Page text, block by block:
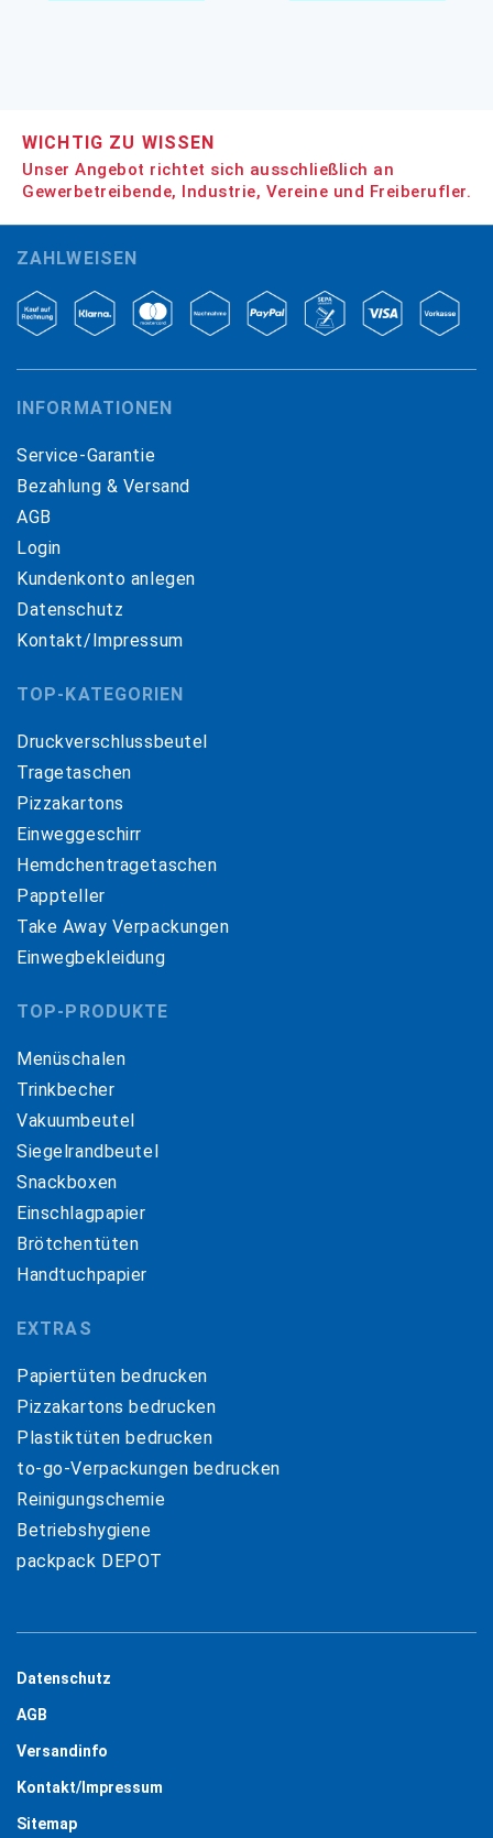
WICHTIG ZU WISSEN
Unser Angebot richtet sich ausschließlich an
Gewerbetreibende, Industrie, Vereine und Freiberufler.
ZAHLWEISEN
INFORMATIONEN
Service-Garantie
Bezahlung & Versand
AGB
Login
Kundenkonto anlegen
Datenschutz
Kontakt/Impressum
TOP-KATEGORIEN
Druckverschlussbeutel
Tragetaschen
Pizzakartons
Einweggeschirr
Hemdchentragetaschen
Pappteller
Take Away Verpackungen
Einwegbekleidung
TOP-PRODUKTE
Menüschalen
Trinkbecher
Vakuumbeutel
Siegelrandbeutel
Snackboxen
Einschlagpapier
Brötchentüten
Handtuchpapier
EXTRAS
Papiertüten bedrucken
Pizzakartons bedrucken
Plastiktüten bedrucken
to-go-Verpackungen bedrucken
Reinigungschemie
Betriebshygiene
packpack DEPOT
Datenschutz
AGB
Versandinfo
Kontakt/Impressum
Sitemap